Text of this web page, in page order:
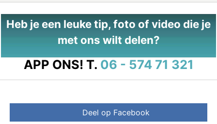
Heb je een leuke tip, foto of video die je
met ons wilt delen?
APP ONS! T. 06 - 574 71 321
Deel op Facebook